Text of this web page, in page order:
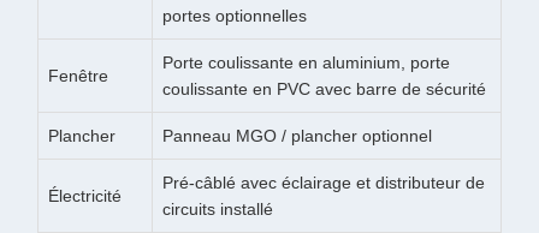
portes optionnelles
Fenêtre
Porte coulissante en aluminium, porte
coulissante en PVC avec barre de sécurité
Plancher Panneau MGO / plancher optionnel
Électricité
Pré-câblé avec éclairage et distributeur de
circuits installé